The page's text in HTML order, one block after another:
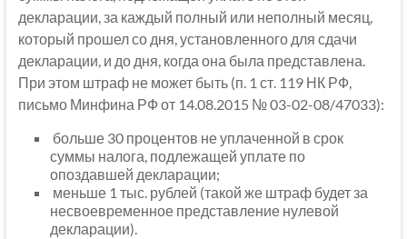
декларации, за каждый полный или неполный месяц,
который прошел со дня, установленного для сдачи
декларации, и до дня, когда она была представлена.
При этом штраф не может быть (п. 1 ст. 119 НК РФ,
письмо Минфина РФ от 14.08.2015 № 03-02-08/47033):
больше 30 процентов не уплаченной в срок
суммы налога, подлежащей уплате по
опоздавшей декларации;
меньше 1 тыс. рублей (такой же штраф будет за
несвоевременное представление нулевой
декларации).